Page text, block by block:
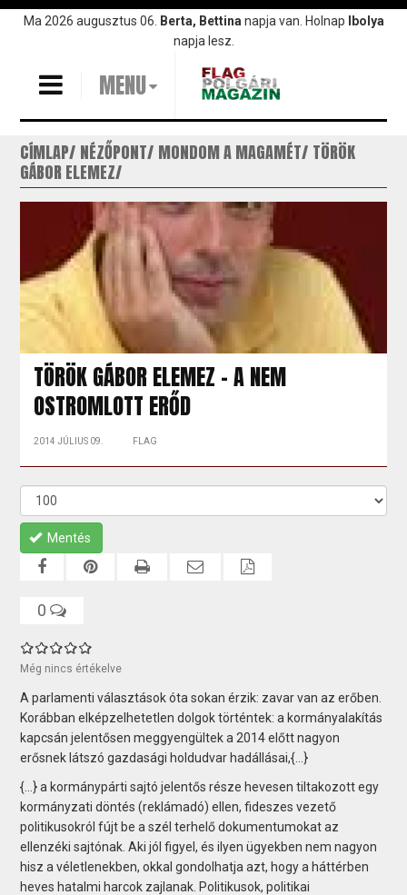
UgrásMa 2026 augusztus 06. Berta, Bettina napja van. Holnap
Ibolya
napja lesz.
MENU
CÍMLAP NÉZŐPONT MONDOM A MAGAMÉT TÖRÖK
GÁBOR ELEMEZ
TÖRÖK GÁBOR ELEMEZ - A NEM
OSTROMLOTT ERŐD
2014 JÚLIUS 09. FLAG
Mentés
0
Még nincs értékelve
A parlamenti választások óta sokan érzik: zavar van az erőben.
Korábban elképzelhetetlen dolgok történtek: a kormányalakítás
kapcsán jelentősen meggyengültek a 2014 előtt nagyon
erősnek látszó gazdasági holdudvar hadállásai,{...}
{...} a kormánypárti sajtó jelentős része hevesen tiltakozott egy
kormányzati döntés (reklámadó) ellen, fideszes vezető
politikusokról fújt be a szél terhelő dokumentumokat az
ellenzéki sajtónak. Aki jól figyel, és ilyen ügyekben nem nagyon
hisz a véletlenekben, okkal gondolhatja azt, hogy a háttérben
heves hatalmi harcok zajlanak. Politikusok, politikai